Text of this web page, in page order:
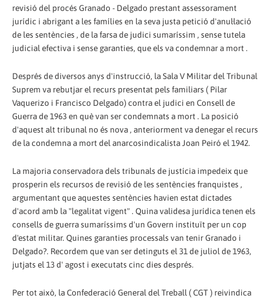
revisió del procés Granado - Delgado prestant assessorament
jurídic i abrigant a les famílies en la seva justa petició d'anul·lació
de les sentències , de la farsa de judici sumaríssim , sense tutela
judicial efectiva i sense garanties, que els va condemnar a mort .
Després de diversos anys d'instrucció, la Sala V Militar del Tribunal
Suprem va rebutjar el recurs presentat pels familiars ( Pilar
Vaquerizo i Francisco Delgado) contra el judici en Consell de
Guerra de 1963 en què van ser condemnats a mort . La posició
d'aquest alt tribunal no és nova , anteriorment va denegar el recurs
de la condemna a mort del anarcosindicalista Joan Peiró el 1942.
La majoria conservadora dels tribunals de justícia impedeix que
prosperin els recursos de revisió de les sentències franquistes ,
argumentant que aquestes sentències havien estat dictades
d'acord amb la "legalitat vigent" . Quina validesa jurídica tenen els
consells de guerra sumaríssims d'un Govern instituït per un cop
d'estat militar. Quines garanties processals van tenir Granado i
Delgado?. Recordem que van ser detinguts el 31 de juliol de 1963,
jutjats el 13 d' agost i executats cinc dies després.
Per tot això, la Confederació General del Treball ( CGT ) reivindica